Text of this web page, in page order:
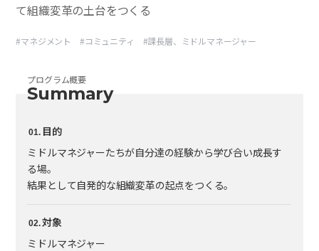
て組織変革の土台をつくる
#マネジメント #コミュニティ #課長層、ミドルマネージャー
プログラム概要
Summary
目的
ミドルマネジャーたちが自分達の経験から学び合い成⻑す
る場。
結果として自発的な組織変革の起点をつくる。
対象
ミドルマネジャー